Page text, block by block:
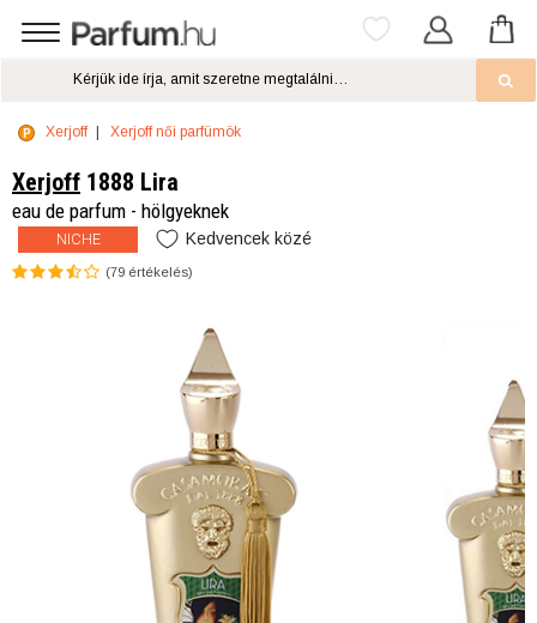
Xerjoff Xerjoff női parfümök
Xerjoff 1888 Lira
eau de parfum - hölgyeknek
NICHE Kedvencek közé
(79 értékelés)